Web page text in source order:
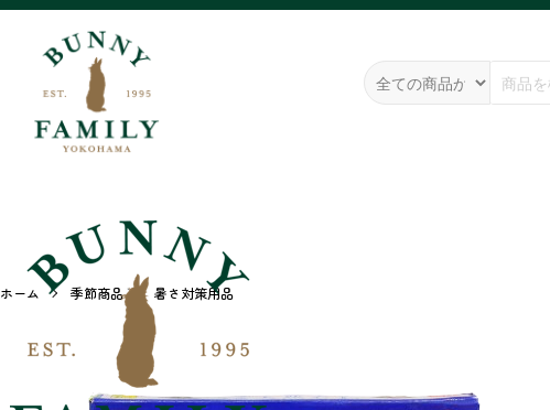
ホーム 季節商品 暑さ対策用品